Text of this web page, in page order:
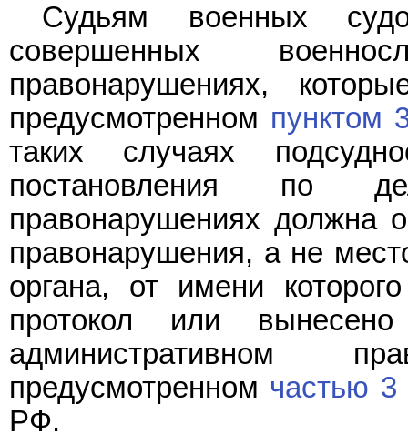
Судьям военных
совершенных
правонарушениях,
предусмотренном пунктом
таких случаях
постановления по
правонарушениях должна
правонарушения, а не
органа, от имени
протокол или
административном
предусмотренном частью 3
РФ.